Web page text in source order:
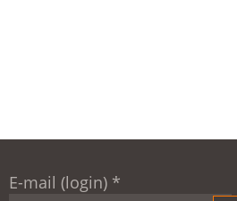
E-mail (login) *